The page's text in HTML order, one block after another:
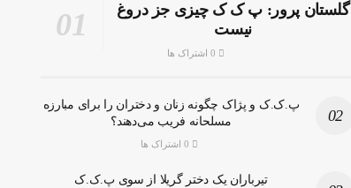
گلستان پرور: پ ک ک چیزی جز دروغ
نیست
پ.ک.ک و پژاک چگونه زنان و دختران را برای مبارزه
مسلحانه فریب می‌دهند؟
تیرباران یک دختر گریلا از سوی پ.ک.ک